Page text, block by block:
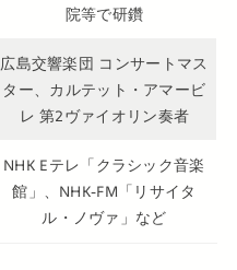
院等で研鑽
広島交響楽団 コンサートマス
ター、カルテット・アマービ
レ 第2ヴァイオリン奏者
NHK Eテレ「クラシック音楽
館」、NHK-FM「リサイタ
ル・ノヴァ」など